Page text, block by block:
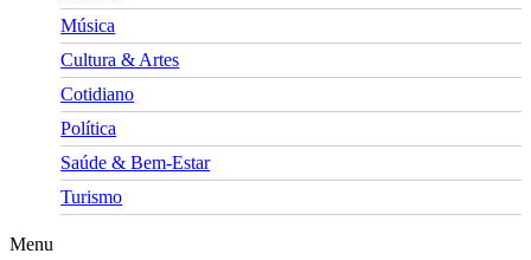
Música
Cultura & Artes
Cotidiano
Política
Saúde & Bem-Estar
Turismo
Menu